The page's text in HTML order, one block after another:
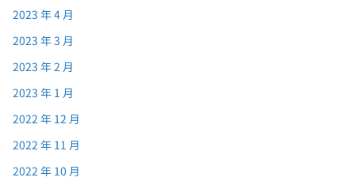
2023 年 4 月
2023 年 3 月
2023 年 2 月
2023 年 1 月
2022 年 12 月
2022 年 11 月
2022 年 10 月